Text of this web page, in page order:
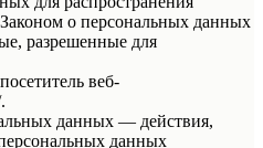
о персональных данных
разрешенные для
веб-
данных — действия,
данных